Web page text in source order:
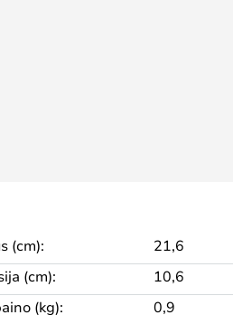
(cm):
21,6
(cm):
10,6
(kg):
0,9